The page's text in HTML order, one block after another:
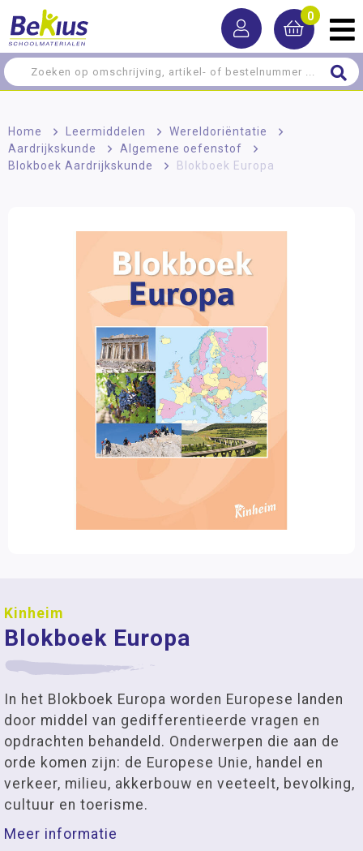
0
Home > Leermiddelen > Wereldoriëntatie
>
Aardrijkskunde
> Algemene oefenstof
>
Blokboek Aardrijkskunde
> Blokboek Europa
Kinheim
Blokboek Europa
In het Blokboek Europa worden Europese landen
door middel van gedifferentieerde vragen en
opdrachten behandeld. Onderwerpen die aan de
orde komen zijn: de Europese Unie, handel en
verkeer, milieu, akkerbouw en veeteelt, bevolking,
cultuur en toerisme.
Meer informatie